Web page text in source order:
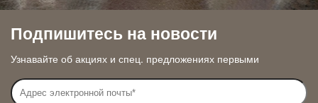
Подпишитесь на новости
Узнавайте об акциях и спец. предложениях первыми